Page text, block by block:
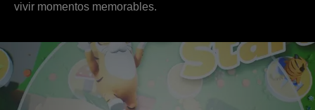
vivir momentos memorables.